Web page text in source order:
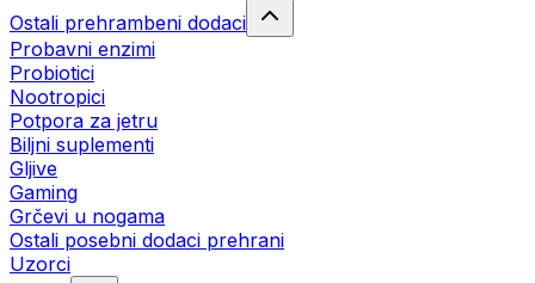
Ostali prehrambeni dodaci
Probavni enzimi
Probiotici
Nootropici
Potpora za jetru
Biljni suplementi
Gljive
Gaming
Grčevi u nogama
Ostali posebni dodaci prehrani
Uzorci